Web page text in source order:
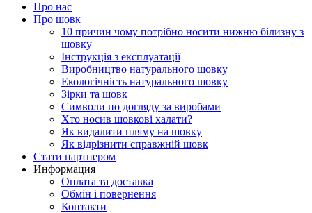
Про нас
Про шовк
10 причин чому потрібно носити нижню білизну з
шовку
Інструкція з експлуатації
Виробництво натурального шовку
Екологічність натурального шовку
Зірки та шовк
Символи по догляду за виробами
Хто носив шовкові халати?
Як видалити пляму на шовку
Як відрізнити справжній шовк
Стати партнером
Информация
Оплата та доставка
Обмін і повернення
Контакти